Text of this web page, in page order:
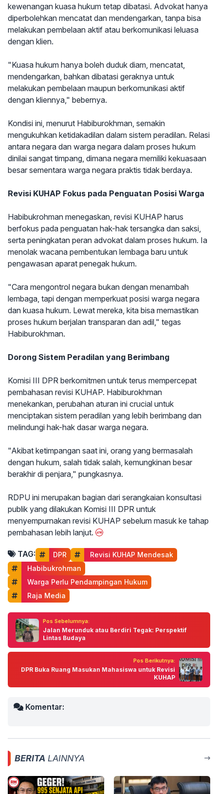
kewenangan kuasa hukum tetap dibatasi. Advokat hanya
diperbolehkan mencatat dan mendengarkan, tanpa bisa
melakukan pembelaan aktif atau berkomunikasi leluasa
dengan klien.
"Kuasa hukum hanya boleh duduk diam, mencatat,
mendengarkan, bahkan dibatasi geraknya untuk
melakukan pembelaan maupun berkomunikasi aktif
dengan kliennya," bebernya.
Kondisi ini, menurut Habiburokhman, semakin
mengukuhkan ketidakadilan dalam sistem peradilan. Relasi
antara negara dan warga negara dalam proses hukum
dinilai sangat timpang, dimana negara memiliki kekuasaan
besar sementara warga negara praktis tidak berdaya.
Revisi KUHAP Fokus pada Penguatan Posisi Warga
Habibukrohman menegaskan, revisi KUHAP harus
berfokus pada penguatan hak-hak tersangka dan saksi,
serta peningkatan peran advokat dalam proses hukum. Ia
menolak wacana pembentukan lembaga baru untuk
pengawasan aparat penegak hukum.
"Cara mengontrol negara bukan dengan menambah
lembaga, tapi dengan memperkuat posisi warga negara
dan kuasa hukum. Lewat mereka, kita bisa memastikan
proses hukum berjalan transparan dan adil," tegas
Habiburokhman.
Dorong Sistem Peradilan yang Berimbang
Komisi III DPR berkomitmen untuk terus mempercepat
pembahasan revisi KUHAP. Habiburokhman
menekankan, perubahan aturan ini crucial untuk
menciptakan sistem peradilan yang lebih berimbang dan
melindungi hak-hak dasar warga negara.
"Akibat ketimpangan saat ini, orang yang bermasalah
dengan hukum, salah tidak salah, kemungkinan besar
berakhir di penjara," pungkasnya.
RDPU ini merupakan bagian dari serangkaian konsultasi
publik yang dilakukan Komisi III DPR untuk
menyempurnakan revisi KUHAP sebelum masuk ke tahap
pembahasan lebih lanjut.
TAG: DPR
Revisi KUHAP Mendesak
Habibukrohman
Warga Perlu Pendampingan Hukum
Raja Media
Pos Sebelumnya:
Jalan Merunduk atau Berdiri Tegak: Perspektif
Lintas Budaya
Pos Berikutnya:
DPR Buka Ruang Masukan Mahasiswa untuk Revisi
KUHAP
Komentar:
BERITA LAINNYA